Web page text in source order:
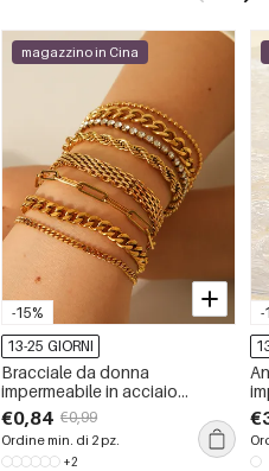
-15%
magazzino in Cina
13-25 GIORNI
Bracciale da donna
impermeabile in acciaio
inossidabile color oro
abbinato, 1 pezzo
€0,84 €0,99
Ordine min. di 2 pz.
+2
-